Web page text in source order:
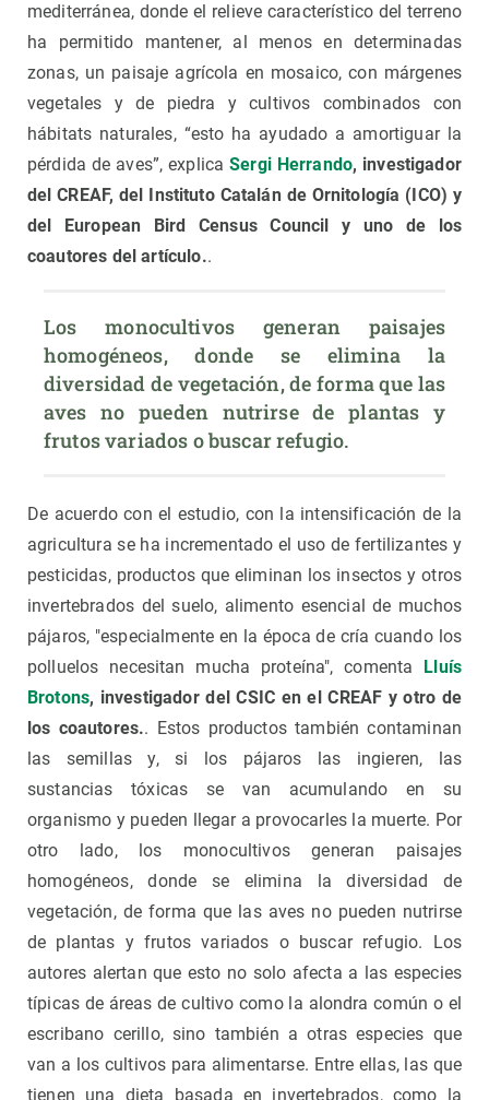
mediterránea, donde el relieve característico del terreno
ha permitido mantener, al menos en determinadas
zonas, un paisaje agrícola en mosaico, con márgenes
vegetales y de piedra y cultivos combinados con
hábitats naturales, “esto ha ayudado a amortiguar la
pérdida de aves”, explicaSergi Herrando, investigador
del CREAF, del Instituto Catalán de Ornitología (ICO) y
del European Bird Census Council y uno de los
coautores del artículo..
Los monocultivos generan paisajes
homogéneos, donde se elimina la
diversidad de vegetación, de forma que las
aves no pueden nutrirse de plantas y
frutos variados o buscar refugio.
De acuerdo con el estudio, con la intensificación de la
agricultura se ha incrementado el uso de fertilizantes y
pesticidas, productos que eliminan los insectos y otros
invertebrados del suelo, alimento esencial de muchos
pájaros, "especialmente en la época de cría cuando los
polluelos necesitan mucha proteína", comenta
Lluís
Brotons, investigador del CSIC en el CREAF y otro de
los coautores.. Estos productos también contaminan
las semillas y, si los pájaros las ingieren, las
sustancias tóxicas se van acumulando en su
organismo y pueden llegar a provocarles la muerte. Por
otro lado, los monocultivos generan paisajes
homogéneos, donde se elimina la diversidad de
vegetación, de forma que las aves no pueden nutrirse
de plantas y frutos variados o buscar refugio. Los
autores alertan que esto no solo afecta a las especies
típicas de áreas de cultivo como la alondra común o el
escribano cerillo, sino también a otras especies que
van a los cultivos para alimentarse. Entre ellas, las que
tienen una dieta basada en invertebrados, como la